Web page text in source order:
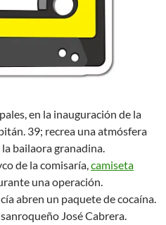
en la inauguración de la
39; recrea una atmósfera
bailaora granadina.
de la comisaría,camiseta
una operación.
abren un paquete de cocaína.
José Cabrera.